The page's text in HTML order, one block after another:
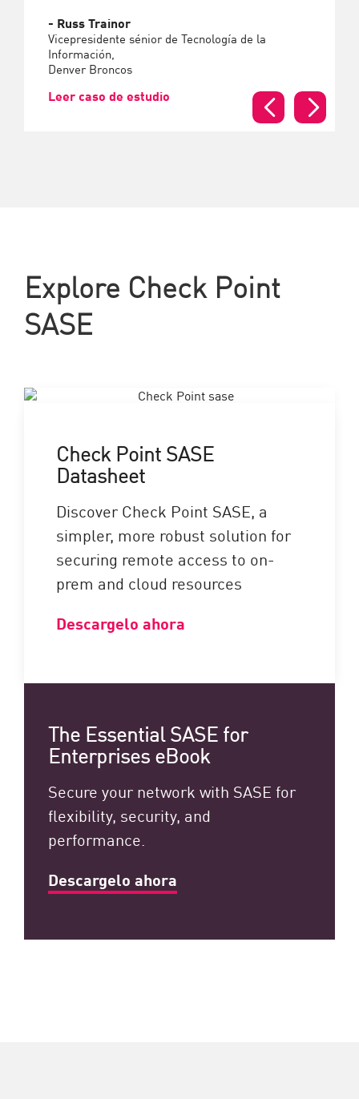
- Russ Trainor
Vicepresidente sénior de Tecnología de la
Información,
Denver Broncos
Leer caso de estudio
Explore Check Point
SASE
Check Point SASE
Datasheet
Discover Check Point SASE, a
simpler, more robust solution for
securing remote access to on-
prem and cloud resources
Descargelo ahora
The Essential SASE for
Enterprises eBook
Secure your network with SASE for
flexibility, security, and
performance.
Descargelo ahora